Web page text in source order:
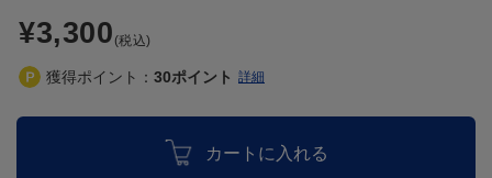
¥3,300 (税込)
獲得ポイント： 30ポイント 詳細
カートに入れる